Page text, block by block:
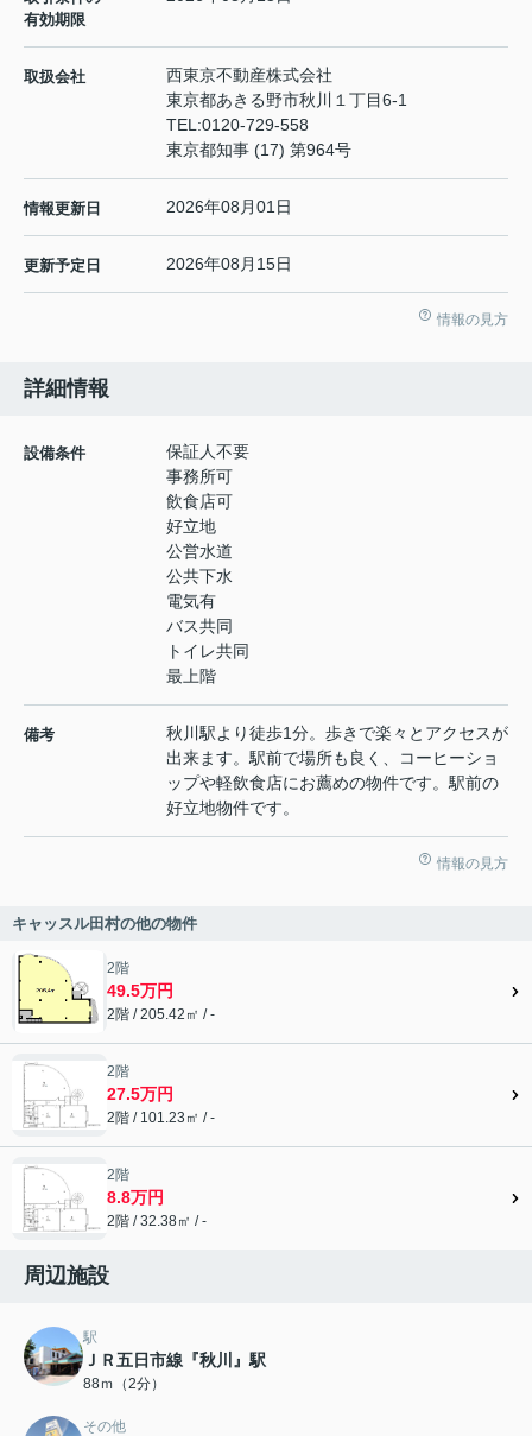
有効期限
取扱会社
西東京不動産株式会社
東京都あきる野市秋川１丁目6-1
TEL:0120-729-558
東京都知事 (17) 第964号
情報更新日 2026年08月01日
更新予定日 2026年08月15日
情報の見方
詳細情報
設備条件
保証人不要
事務所可
飲食店可
好立地
公営水道
公共下水
電気有
バス共同
トイレ共同
最上階
備考
秋川駅より徒歩1分。歩きで楽々とアクセスが
出来ます。駅前で場所も良く、コーヒーショ
ップや軽飲食店にお薦めの物件です。駅前の
好立地物件です。
情報の見方
キャッスル田村の他の物件
2階
49.5万円
2階 / 205.42㎡ / -
2階
27.5万円
2階 / 101.23㎡ / -
2階
8.8万円
2階 / 32.38㎡ / -
周辺施設
駅
ＪＲ五日市線『秋川』駅
88ｍ（2分）
その他